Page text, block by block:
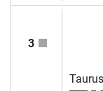
3